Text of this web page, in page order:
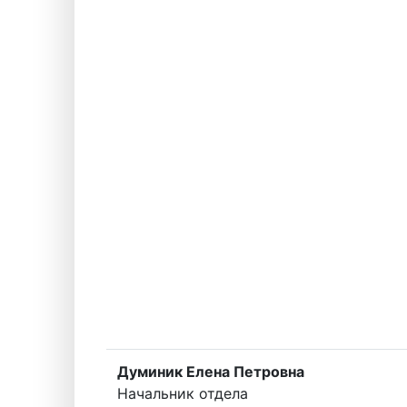
Думиник Елена Петровна
Начальник отдела